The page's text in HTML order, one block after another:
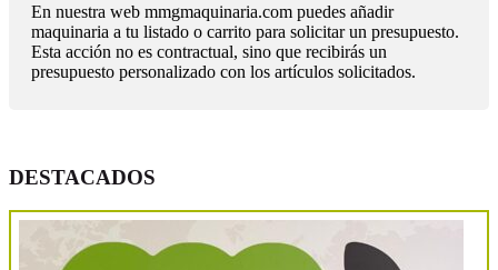
En nuestra web mmgmaquinaria.com puedes añadir
maquinaria a tu listado o carrito para solicitar un presupuesto.
Esta acción no es contractual, sino que recibirás un
presupuesto personalizado con los artículos solicitados.
DESTACADOS